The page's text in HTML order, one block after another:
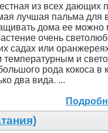
из всех дающих
лучшая пальма для
дома ее можно
очень
садах или
температурным и
рода кокоса в
два вида. ...